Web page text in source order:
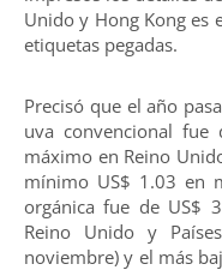
Unido y Hong Kong es
etiquetas pegadas.
Precisó que el año
uva convencional
máximo en Reino
mínimo US$ 1.03 en
orgánica fue de US$
Reino Unido y
noviembre) y el más